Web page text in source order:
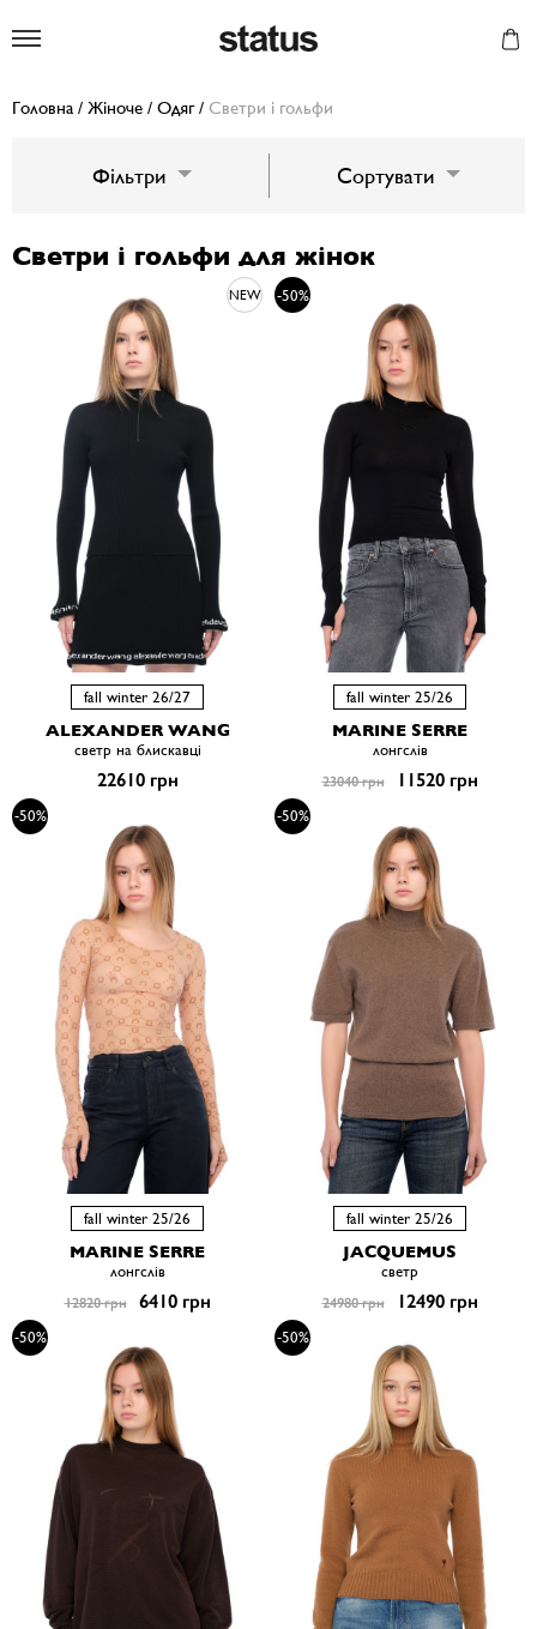
Головна / Жіноче / Одяг/ Светри і гольфи
Светри і гольфи для жінок
NEW
fall winter 26/27
ALEXANDER WANG
светр на блискавці
22610 грн
-50%
fall winter 25/26
MARINE SERRE
лонгслів
23040 грн 11520 грн
-50%
fall winter 25/26
MARINE SERRE
лонгслів
12820 грн 6410 грн
-50%
fall winter 25/26
JACQUEMUS
светр
24980 грн 12490 грн
-50% -50%
Фільтри Сортувати